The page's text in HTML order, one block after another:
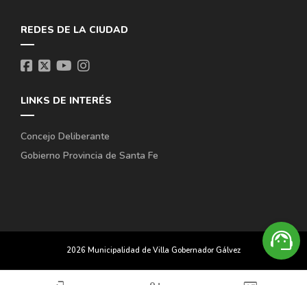
support_agent
REDES DE LA CIUDAD
LINKS DE INTERÉS
Concejo Deliberante
Gobierno Provincia de Santa Fe
2026 Municipalidad de Villa Gobernador Gálvez